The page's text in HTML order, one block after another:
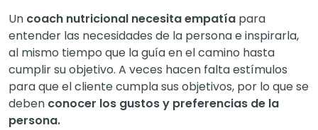
Un coach nutricional necesita empatía para
entender las necesidades de la persona e inspirarla,
al mismo tiempo que la guía en el camino hasta
cumplir su objetivo. A veces hacen falta estímulos
para que el cliente cumpla sus objetivos, por lo que se
deben conocer los gustos y preferencias de la
persona.